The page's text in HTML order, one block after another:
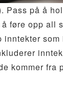
på å
føre opp all
kommer fra